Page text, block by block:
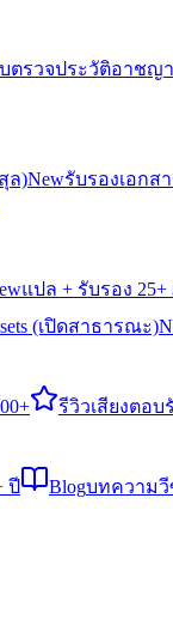
ตรวจประวัติอาชญา
ล)Newรับรองเอกส
แปล + รับรอง
(เปิดสาธารณะ)
รีวิวเสียงตอบ
ปี Blogบทความวี